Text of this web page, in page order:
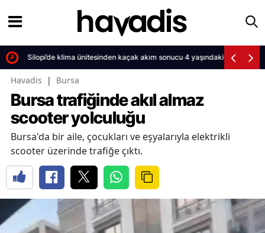
Silopi’de klima ünitesinden kaçak akım sonucu 4 yaşındaki çocuk öldü
Havadis | Bursa
Bursa trafiğinde akıl almaz
scooter yolculuğu
Bursa'da bir aile, çocukları ve eşyalarıyla elektrikli
scooter üzerinde trafiğe çıktı.